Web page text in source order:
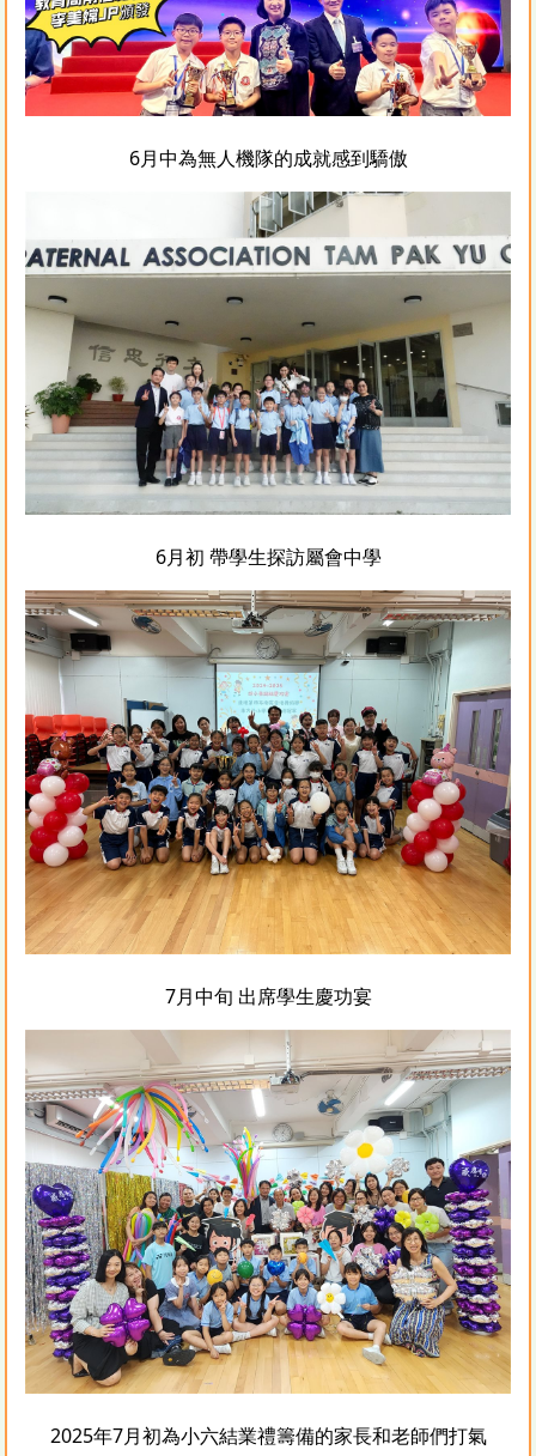
6月中為無人機隊的成就感到驕傲
6月初 帶學生探訪屬會中學
7月中旬 出席學生慶功宴
2025年7月初為小六結業禮籌備的家長和老師們打氣